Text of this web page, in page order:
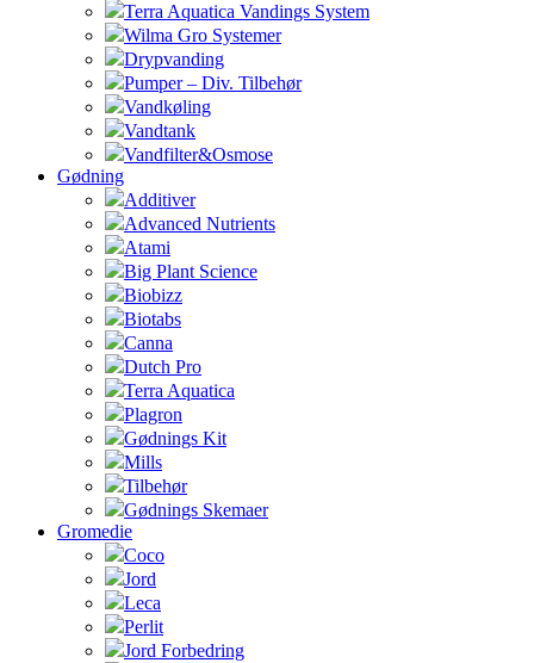
Terra Aquatica Vandings System
Wilma Gro Systemer
Drypvanding
Pumper – Div. Tilbehør
Vandkøling
Vandtank
Vandfilter&Osmose
Gødning
Additiver
Advanced Nutrients
Atami
Big Plant Science
Biobizz
Biotabs
Canna
Dutch Pro
Terra Aquatica
Plagron
Gødnings Kit
Mills
Tilbehør
Gødnings Skemaer
Gromedie
Coco
Jord
Leca
Perlit
Jord Forbedring